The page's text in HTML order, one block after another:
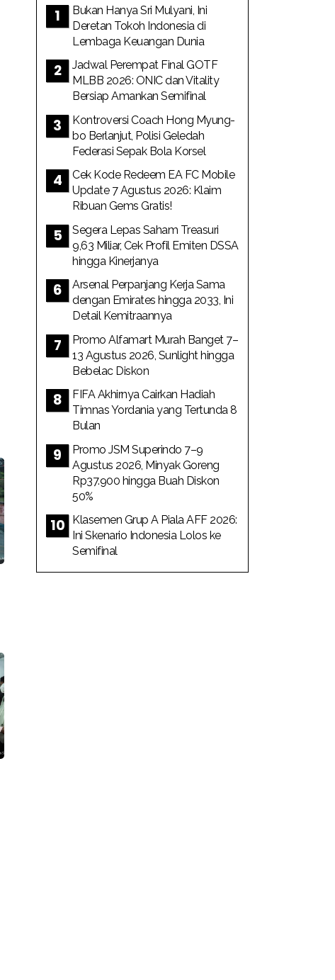
Bukan Hanya Sri Mulyani, Ini
Deretan Tokoh Indonesia di
Lembaga Keuangan Dunia
Jadwal Perempat Final GOTF
MLBB 2026: ONIC dan Vitality
Bersiap Amankan Semifinal
Kontroversi Coach Hong Myung-
bo Berlanjut, Polisi Geledah
Federasi Sepak Bola Korsel
Cek Kode Redeem EA FC Mobile
Update 7 Agustus 2026: Klaim
Ribuan Gems Gratis!
Segera Lepas Saham Treasuri
9,63 Miliar, Cek Profil Emiten DSSA
hingga Kinerjanya
Arsenal Perpanjang Kerja Sama
dengan Emirates hingga 2033, Ini
Detail Kemitraannya
Promo Alfamart Murah Banget 7–
13 Agustus 2026, Sunlight hingga
Bebelac Diskon
FIFA Akhirnya Cairkan Hadiah
Timnas Yordania yang Tertunda 8
Bulan
Promo JSM Superindo 7–9
Agustus 2026, Minyak Goreng
Rp37.900 hingga Buah Diskon
50%
Klasemen Grup A Piala AFF 2026:
Ini Skenario Indonesia Lolos ke
Semifinal